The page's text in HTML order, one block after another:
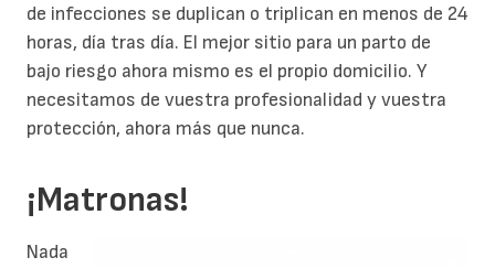
de infecciones se duplican o triplican en menos de 24
horas, día tras día. El mejor sitio para un parto de
bajo riesgo ahora mismo es el propio domicilio. Y
necesitamos de vuestra profesionalidad y vuestra
protección, ahora más que nunca.
¡Matronas!
Nada